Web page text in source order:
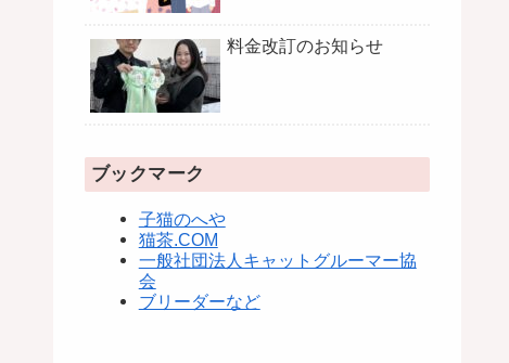
料金改訂のお知らせ
ブックマーク
子猫のへや
猫茶.COM
一般社団法人キャットグルーマー協
会
ブリーダーなど